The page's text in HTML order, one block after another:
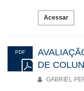
Acessar
PDF
DE
GABRIEL